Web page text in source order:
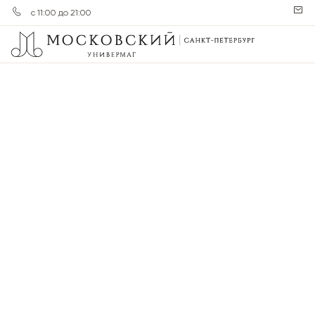
с 11:00 до 21:00